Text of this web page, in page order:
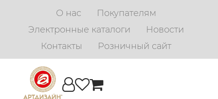
О нас
Покупателям
Электронные каталоги
Новости
Контакты
Розничный сайт